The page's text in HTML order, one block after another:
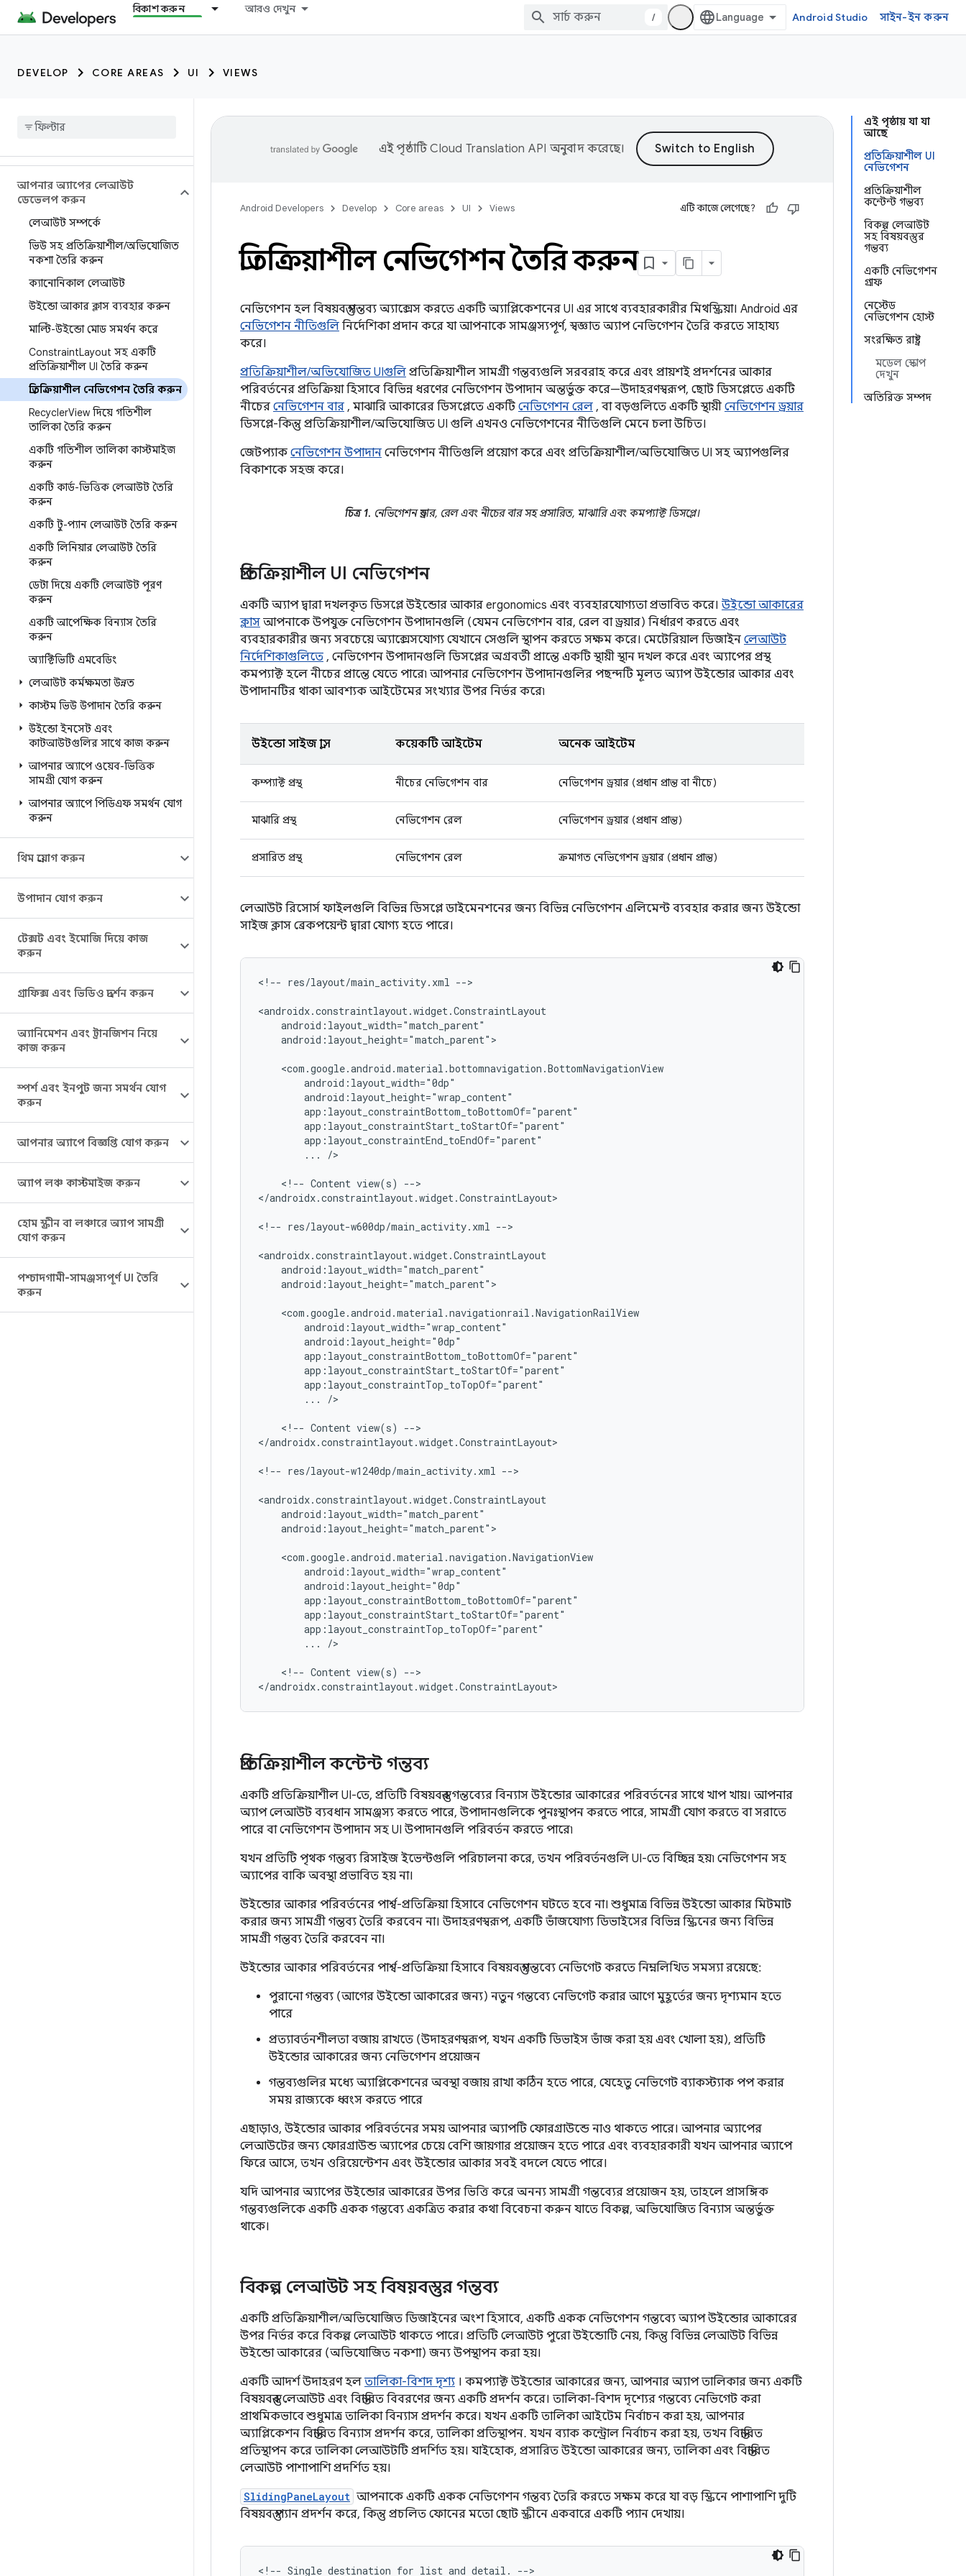
বিকাশ করুন আরও দেখুন
/ Android Studio সাইন-ইন করুন
DEVELOP CORE AREAS UI VIEWS
আপনার অ্যাপের লেআউট
ডেভেলপ করুন
লেআউট সম্পর্কে
ভিউ সহ প্রতিক্রিয়াশীল/অভিযোজিত
নকশা তৈরি করুন
ক্যানোনিকাল লেআউট
উইন্ডো আকার ক্লাস ব্যবহার করুন
মাল্টি-উইন্ডো মোড সমর্থন করে
ConstraintLayout সহ একটি
প্রতিক্রিয়াশীল UI তৈরি করুন
প্রতিক্রিয়াশীল নেভিগেশন তৈরি করুন
RecyclerView দিয়ে গতিশীল
তালিকা তৈরি করুন
একটি গতিশীল তালিকা কাস্টমাইজ
করুন
একটি কার্ড-ভিত্তিক লেআউট তৈরি
করুন
একটি টু-প্যান লেআউট তৈরি করুন
একটি লিনিয়ার লেআউট তৈরি
করুন
ডেটা দিয়ে একটি লেআউট পূরণ
করুন
একটি আপেক্ষিক বিন্যাস তৈরি
করুন
অ্যাক্টিভিটি এমবেডিং
লেআউট কর্মক্ষমতা উন্নত
কাস্টম ভিউ উপাদান তৈরি করুন
উইন্ডো ইনসেট এবং
কাটআউটগুলির সাথে কাজ করুন
আপনার অ্যাপে ওয়েব-ভিত্তিক
সামগ্রী যোগ করুন
আপনার অ্যাপে পিডিএফ সমর্থন যোগ
করুন
থিম প্রয়োগ করুন
উপাদান যোগ করুন
টেক্সট এবং ইমোজি দিয়ে কাজ
করুন
গ্রাফিক্স এবং ভিডিও প্রদর্শন করুন
অ্যানিমেশন এবং ট্রানজিশন নিয়ে
কাজ করুন
স্পর্শ এবং ইনপুট জন্য সমর্থন যোগ
করুন
আপনার অ্যাপে বিজ্ঞপ্তি যোগ করুন
অ্যাপ লঞ্চ কাস্টমাইজ করুন
হোম স্ক্রীন বা লঞ্চারে অ্যাপ সামগ্রী
যোগ করুন
পশ্চাদগামী-সামঞ্জস্যপূর্ণ UI তৈরি
করুন
এই পৃষ্ঠায় যা যা
আছে
প্রতিক্রিয়াশীল UI
নেভিগেশন
প্রতিক্রিয়াশীল
কন্টেন্ট গন্তব্য
বিকল্প লেআউট
সহ বিষয়বস্তুর
গন্তব্য
একটি নেভিগেশন
গ্রাফ
নেস্টেড
নেভিগেশন হোস্ট
সংরক্ষিত রাষ্ট্র
মডেল স্কোপ
দেখুন
অতিরিক্ত সম্পদ
এই পৃষ্ঠাটিCloud Translation API অনুবাদ করেছে।
Android Developers Develop Core areas UI Views এটি কাজে লেগেছে?
প্রতিক্রিয়াশীল নেভিগেশন তৈরি করুন
নেভিগেশন হল বিষয়বস্তু গন্তব্য অ্যাক্সেস করতে একটি অ্যাপ্লিকেশনের UI এর সাথে ব্যবহারকারীর মিথস্ক্রিয়া। Android এর
নেভিগেশন নীতিগুলি নির্দেশিকা প্রদান করে যা আপনাকে সামঞ্জস্যপূর্ণ, স্বজ্ঞাত অ্যাপ নেভিগেশন তৈরি করতে সাহায্য
করে।
প্রতিক্রিয়াশীল/অভিযোজিত UIগুলি প্রতিক্রিয়াশীল সামগ্রী গন্তব্যগুলি সরবরাহ করে এবং প্রায়শই প্রদর্শনের আকার
পরিবর্তনের প্রতিক্রিয়া হিসাবে বিভিন্ন ধরণের নেভিগেশন উপাদান অন্তর্ভুক্ত করে—উদাহরণস্বরূপ, ছোট ডিসপ্লেতে একটি
নীচের নেভিগেশন বার , মাঝারি আকারের ডিসপ্লেতে একটি নেভিগেশন রেল , বা বড়গুলিতে একটি স্থায়ী নেভিগেশন ড্রয়ার
ডিসপ্লে-কিন্তু প্রতিক্রিয়াশীল/অভিযোজিত UI গুলি এখনও নেভিগেশনের নীতিগুলি মেনে চলা উচিত।
জেটপ্যাক নেভিগেশন উপাদান নেভিগেশন নীতিগুলি প্রয়োগ করে এবং প্রতিক্রিয়াশীল/অভিযোজিত UI সহ অ্যাপগুলির
বিকাশকে সহজ করে।
চিত্র 1. নেভিগেশন ড্রয়ার, রেল এবং নীচের বার সহ প্রসারিত, মাঝারি এবং কমপ্যাক্ট ডিসপ্লে।
প্রতিক্রিয়াশীল UI নেভিগেশন
একটি অ্যাপ দ্বারা দখলকৃত ডিসপ্লে উইন্ডোর আকার ergonomics এবং ব্যবহারযোগ্যতা প্রভাবিত করে। উইন্ডো আকারের
ক্লাস আপনাকে উপযুক্ত নেভিগেশন উপাদানগুলি (যেমন নেভিগেশন বার, রেল বা ড্রয়ার) নির্ধারণ করতে এবং
ব্যবহারকারীর জন্য সবচেয়ে অ্যাক্সেসযোগ্য যেখানে সেগুলি স্থাপন করতে সক্ষম করে। মেটেরিয়াল ডিজাইন লেআউট
নির্দেশিকাগুলিতে , নেভিগেশন উপাদানগুলি ডিসপ্লের অগ্রবর্তী প্রান্তে একটি স্থায়ী স্থান দখল করে এবং অ্যাপের প্রস্থ
কমপ্যাক্ট হলে নীচের প্রান্তে যেতে পারে৷ আপনার নেভিগেশন উপাদানগুলির পছন্দটি মূলত অ্যাপ উইন্ডোর আকার এবং
উপাদানটির থাকা আবশ্যক আইটেমের সংখ্যার উপর নির্ভর করে৷
উইন্ডো সাইজ ক্লাস কয়েকটি আইটেম অনেক আইটেম
কম্প্যাক্ট প্রস্থ নীচের নেভিগেশন বার নেভিগেশন ড্রয়ার (প্রধান প্রান্ত বা নীচে)
মাঝারি প্রস্থ নেভিগেশন রেল নেভিগেশন ড্রয়ার (প্রধান প্রান্ত)
প্রসারিত প্রস্থ নেভিগেশন রেল ক্রমাগত নেভিগেশন ড্রয়ার (প্রধান প্রান্ত)
লেআউট রিসোর্স ফাইলগুলি বিভিন্ন ডিসপ্লে ডাইমেনশনের জন্য বিভিন্ন নেভিগেশন এলিমেন্ট ব্যবহার করার জন্য উইন্ডো
সাইজ ক্লাস ব্রেকপয়েন্ট দ্বারা যোগ্য হতে পারে।
<!-- res/layout/main_activity.xml -->
android:layout_height="match_parent">
...
/>
<!-- Content view(s)
-->
</androidx.constraintlayout.widget.ConstraintLayout>
<!-- res/layout-w600dp/main_activity.xml -->
android:layout_height="match_parent">
...
/>
<!-- Content view(s)
-->
</androidx.constraintlayout.widget.ConstraintLayout>
<!-- res/layout-w1240dp/main_activity.xml -->
android:layout_height="match_parent">
...
/>
<!-- Content view(s)
-->
প্রতিক্রিয়াশীল কন্টেন্ট গন্তব্য
একটি প্রতিক্রিয়াশীল UI-তে, প্রতিটি বিষয়বস্তুর গন্তব্যের বিন্যাস উইন্ডোর আকারের পরিবর্তনের সাথে খাপ খায়। আপনার
অ্যাপ লেআউট ব্যবধান সামঞ্জস্য করতে পারে, উপাদানগুলিকে পুনঃস্থাপন করতে পারে, সামগ্রী যোগ করতে বা সরাতে
পারে বা নেভিগেশন উপাদান সহ UI উপাদানগুলি পরিবর্তন করতে পারে৷
যখন প্রতিটি পৃথক গন্তব্য রিসাইজ ইভেন্টগুলি পরিচালনা করে, তখন পরিবর্তনগুলি UI-তে বিচ্ছিন্ন হয়৷ নেভিগেশন সহ
অ্যাপের বাকি অবস্থা প্রভাবিত হয় না।
উইন্ডোর আকার পরিবর্তনের পার্শ্ব-প্রতিক্রিয়া হিসাবে নেভিগেশন ঘটতে হবে না। শুধুমাত্র বিভিন্ন উইন্ডো আকার মিটমাট
করার জন্য সামগ্রী গন্তব্য তৈরি করবেন না। উদাহরণস্বরূপ, একটি ভাঁজযোগ্য ডিভাইসের বিভিন্ন স্ক্রিনের জন্য বিভিন্ন
সামগ্রী গন্তব্য তৈরি করবেন না।
উইন্ডোর আকার পরিবর্তনের পার্শ্ব-প্রতিক্রিয়া হিসাবে বিষয়বস্তু গন্তব্যে নেভিগেট করতে নিম্নলিখিত সমস্যা রয়েছে:
পুরানো গন্তব্য (আগের উইন্ডো আকারের জন্য) নতুন গন্তব্যে নেভিগেট করার আগে মুহূর্তের জন্য দৃশ্যমান হতে
পারে
প্রত্যাবর্তনশীলতা বজায় রাখতে (উদাহরণস্বরূপ, যখন একটি ডিভাইস ভাঁজ করা হয় এবং খোলা হয়), প্রতিটি
উইন্ডোর আকারের জন্য নেভিগেশন প্রয়োজন
গন্তব্যগুলির মধ্যে অ্যাপ্লিকেশনের অবস্থা বজায় রাখা কঠিন হতে পারে, যেহেতু নেভিগেট ব্যাকস্ট্যাক পপ করার
সময় রাজ্যকে ধ্বংস করতে পারে
এছাড়াও, উইন্ডোর আকার পরিবর্তনের সময় আপনার অ্যাপটি ফোরগ্রাউন্ডে নাও থাকতে পারে। আপনার অ্যাপের
লেআউটের জন্য ফোরগ্রাউন্ড অ্যাপের চেয়ে বেশি জায়গার প্রয়োজন হতে পারে এবং ব্যবহারকারী যখন আপনার অ্যাপে
ফিরে আসে, তখন ওরিয়েন্টেশন এবং উইন্ডোর আকার সবই বদলে যেতে পারে।
যদি আপনার অ্যাপের উইন্ডোর আকারের উপর ভিত্তি করে অনন্য সামগ্রী গন্তব্যের প্রয়োজন হয়, তাহলে প্রাসঙ্গিক
গন্তব্যগুলিকে একটি একক গন্তব্যে একত্রিত করার কথা বিবেচনা করুন যাতে বিকল্প, অভিযোজিত বিন্যাস অন্তর্ভুক্ত
থাকে।
বিকল্প লেআউট সহ বিষয়বস্তুর গন্তব্য
একটি প্রতিক্রিয়াশীল/অভিযোজিত ডিজাইনের অংশ হিসাবে, একটি একক নেভিগেশন গন্তব্যে অ্যাপ উইন্ডোর আকারের
উপর নির্ভর করে বিকল্প লেআউট থাকতে পারে। প্রতিটি লেআউট পুরো উইন্ডোটি নেয়, কিন্তু বিভিন্ন লেআউট বিভিন্ন
উইন্ডো আকারের (অভিযোজিত নকশা) জন্য উপস্থাপন করা হয়।
একটি আদর্শ উদাহরণ হল তালিকা-বিশদ দৃশ্য । কমপ্যাক্ট উইন্ডোর আকারের জন্য, আপনার অ্যাপ তালিকার জন্য একটি
বিষয়বস্তুর লেআউট এবং বিস্তারিত বিবরণের জন্য একটি প্রদর্শন করে। তালিকা-বিশদ দৃশ্যের গন্তব্যে নেভিগেট করা
প্রাথমিকভাবে শুধুমাত্র তালিকা বিন্যাস প্রদর্শন করে। যখন একটি তালিকা আইটেম নির্বাচন করা হয়, আপনার
অ্যাপ্লিকেশন বিস্তারিত বিন্যাস প্রদর্শন করে, তালিকা প্রতিস্থাপন. যখন ব্যাক কন্ট্রোল নির্বাচন করা হয়, তখন বিস্তারিত
প্রতিস্থাপন করে তালিকা লেআউটটি প্রদর্শিত হয়। যাইহোক, প্রসারিত উইন্ডো আকারের জন্য, তালিকা এবং বিস্তারিত
লেআউট পাশাপাশি প্রদর্শিত হয়।
SlidingPaneLayout আপনাকে একটি একক নেভিগেশন গন্তব্য তৈরি করতে সক্ষম করে যা বড় স্ক্রিনে পাশাপাশি দুটি
বিষয়বস্তু প্যান প্রদর্শন করে, কিন্তু প্রচলিত ফোনের মতো ছোট স্ক্রীনে একবারে একটি প্যান দেখায়।
<!-- Single destination for list and detail. -->